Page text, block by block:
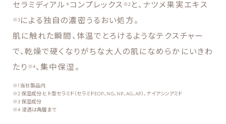
セラミディアル®コンプレックス ※2 と、ナツメ果実エキス
※3による独自の濃密うるおい処方。
肌に触れた瞬間、体温でとろけるようなテクスチャー
で、乾燥で硬くなりがちな大人の肌になめらかにいきわ
たり ※4、集中保湿。
※1 当社製品内
※2 保湿成分:ヒト型セラミド（セラミドEOP、NG、NP、AG、AP）、ナイアシンアミド
※3 保湿成分
※4 浸透は角層まで